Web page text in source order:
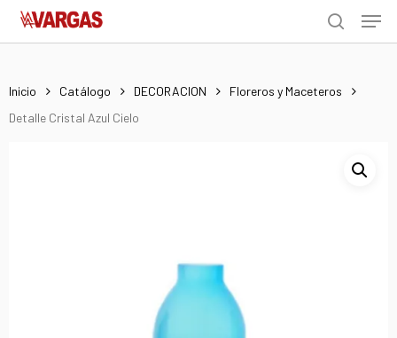
Skip
search
Menu
Inicio Catálogo DECORACION
Floreros y Maceteros
Detalle Cristal Azul Cielo